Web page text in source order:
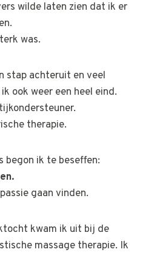
wilde laten zien dat ik er
was.
stap achteruit en veel
ook weer een heel eind.
therapie.
begon ik te beseffen:
gaan vinden.
kwam ik uit bij de
massage therapie. Ik